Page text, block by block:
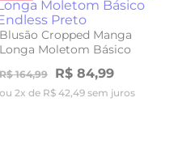
Blusão Cropped Manga
Longa Moletom Básico
R$ 164,99 R$ 84,99
ou 2x de R$ 42,49 sem juros